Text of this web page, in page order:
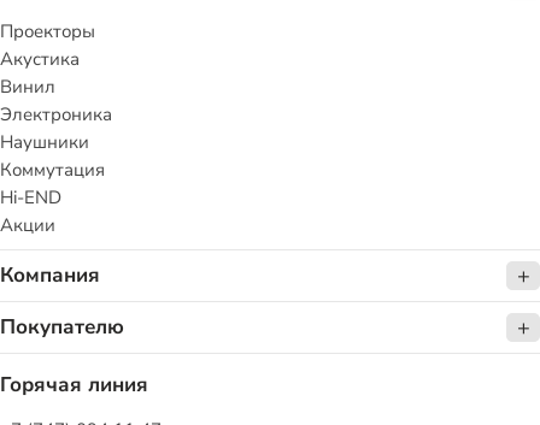
Проекторы
Акустика
Винил
Электроника
Наушники
Коммутация
Hi-END
Акции
Компания
Покупателю
Горячая линия